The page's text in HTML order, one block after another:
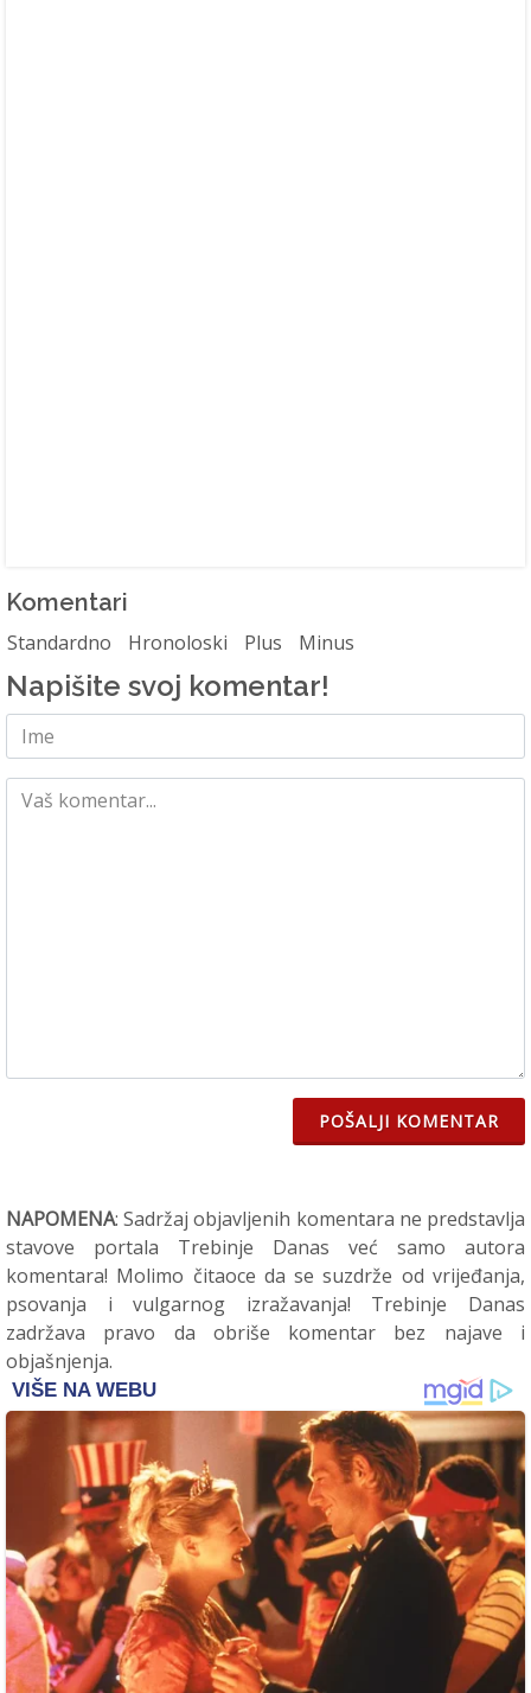
Komentari
Standardno Hronoloski Plus Minus
Napišite svoj komentar!
POŠALJI KOMENTAR
NAPOMENA: Sadržaj objavljenih komentara ne predstavlja
stavove portala Trebinje Danas već samo autora
komentara! Molimo čitaoce da se suzdrže od vrijeđanja,
psovanja i vulgarnog izražavanja! Trebinje Danas
zadržava pravo da obriše komentar bez najave i
objašnjenja.